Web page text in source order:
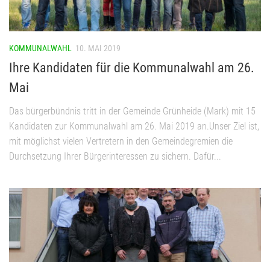
KOMMUNALWAHL 10. MAI 2019
Ihre Kandidaten für die Kommunalwahl am 26.
Mai
Das bürgerbündnis tritt in der Gemeinde Grünheide (Mark) mit 15
Kandidaten zur Kommunalwahl am 26. Mai 2019 an.Unser Ziel ist,
mit möglichst vielen Vertretern in den Gemeindegremien die
Durchsetzung Ihrer Bürgerinteressen zu sichern. Dafür...